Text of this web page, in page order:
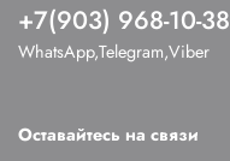
+7(903) 968-10-38
WhatsApp,Telegram,Viber
Оставайтесь на связи